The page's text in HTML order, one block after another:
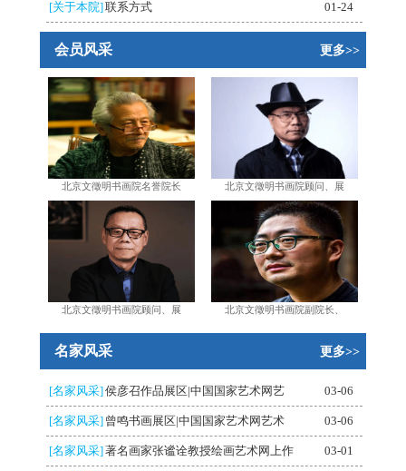
[关于本院] 联系方式 01-24
会员风采 更多>>
北京文徵明书画院名誉院长 北京文徵明书画院顾问、展
北京文徵明书画院顾问、展 北京文徵明书画院副院长、
名家风采 更多>>
[名家风采]侯彦召作品展区|中国国家艺术网艺 03-06
[名家风采] 曾鸣书画展区|中国国家艺术网艺术 03-06
[名家风采]著名画家张谧诠教授绘画艺术网上作 03-01